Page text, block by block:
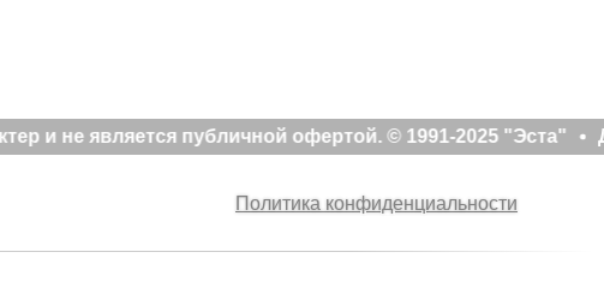
и не является публичной офертой. © 1991-2025 "Эста"
Политика конфиденциальности